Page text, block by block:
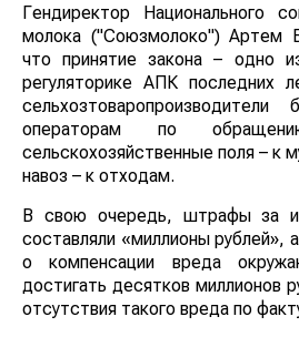
Гендиректор Национального
молока ("Союзмолоко") Артем
что принятие закона – одно
регуляторике АПК последних
операторам по
сельскохозяйственные поля – к
навоз – к отходам.
В свою очередь, штрафы за
составляли «миллионы рублей»,
о компенсации вреда
достигать десятков миллионов
отсутствия такого вреда по